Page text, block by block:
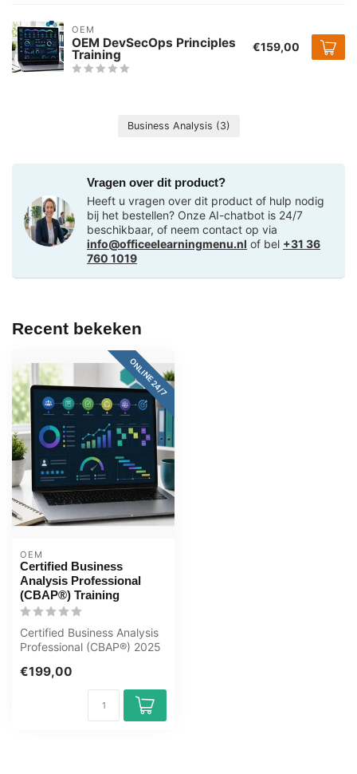
OEM
OEM DevSecOps Principles
Training €159,00
Business Analysis (3)
Vragen over dit product?
Heeft u vragen over dit product of hulp nodig
bij het bestellen? Onze AI-chatbot is 24/7
beschikbaar, of neem contact op via
info@officeelearningmenu.nl of bel +31 36
760 1019
Recent bekeken
ONLINE 24/7
OEM
Certified Business
Analysis Professional
(CBAP®) Training
Certified Business Analysis
Professional (CBAP®) 2025
€199,00